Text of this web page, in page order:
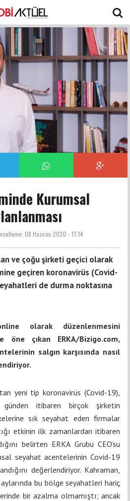
Kurumsal
08 Haziran 2020 - 17:14
ve çoğu şirketi geçici olarak
geçiren koronavirüs (Covid-
de durma noktasına
olarak düzenlenmesini
öne çıkan ERKA/Bizigo.com,
salgın karşısında nasıl
yeni tip koronavirüs (Covid-19),
günden itibaren birçok şirketin
sık seyahat eden firmalar
etkinin ilk zamanlardan itibaren
belirten ERKA Grubu CEO’su
seyahat acentelerinin Covid-19
değerlendiriyor. Kahraman,
bu bölge seyahatleri hariç
bir azalma olmamıştı; ancak